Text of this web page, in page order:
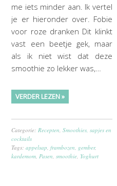
me iets minder aan. Ik vertel
je er hieronder over. Fobie
voor roze dranken Dit klinkt
vast een beetje gek, maar
als ik niet wist dat deze
smoothie zo lekker was,…
VERDER LEZEN »
Categorie: Recepten ,Smoothies, sapjes en
cocktails
Tags:appelsap ,frambozen gember,
kardemom Pasen ,smoothie Yoghurt